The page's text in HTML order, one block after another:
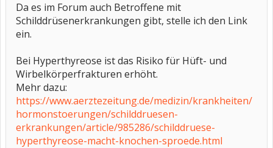
Da es im Forum auch Betroffene mit
Schilddrüsenerkrankungen gibt, stelle ich den Link
ein.
Bei Hyperthyreose ist das Risiko für Hüft- und
Wirbelkörperfrakturen erhöht.
Mehr dazu:
https://www.aerztezeitung.de/medizin/krankheiten/
hormonstoerungen/schilddruesen-
erkrankungen/article/985286/schilddruese-
hyperthyreose-macht-knochen-sproede.html